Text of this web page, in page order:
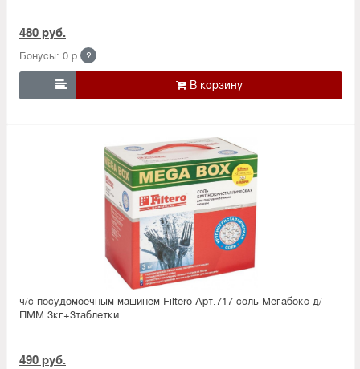
480 руб.
Бонусы: 0 р. ?

ч/с посудомоечным машинем Filtero Арт.717 соль Мегабокс д/
ПММ 3кг+3таблетки
490 руб.